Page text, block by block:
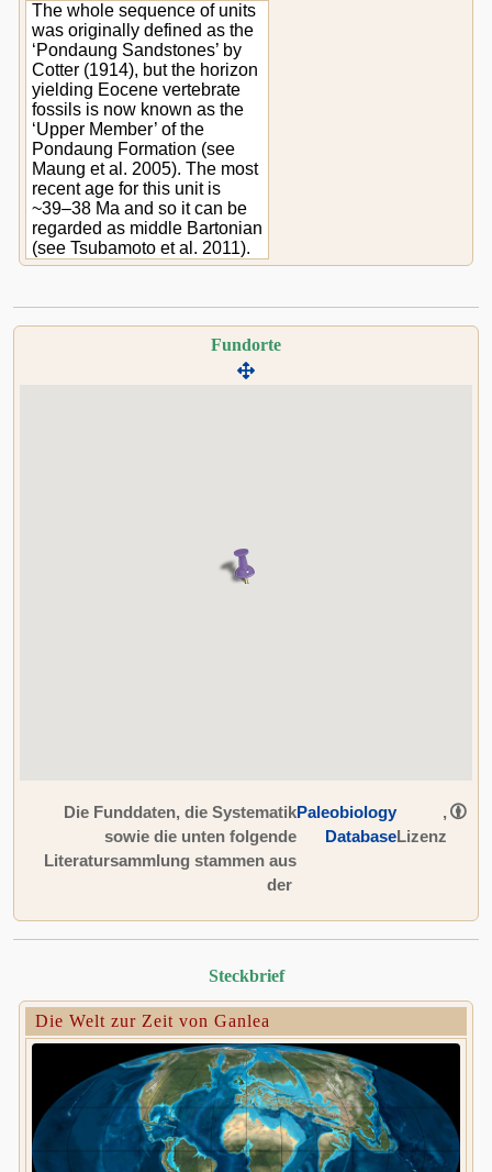
The whole sequence of units
was originally defined as the
‘Pondaung Sandstones’ by
Cotter (1914), but the horizon
yielding Eocene vertebrate
fossils is now known as the
‘Upper Member’ of the
Pondaung Formation (see
Maung et al. 2005). The most
recent age for this unit is
~39–38 Ma and so it can be
regarded as middle Bartonian
(see Tsubamoto et al. 2011).
Fundorte
Die Funddaten, die Systematik
sowie die unten folgende
Literatursammlung stammen aus
der
Paleobiology
Database
,
Lizenz
Steckbrief
Die Welt zur Zeit von Ganlea